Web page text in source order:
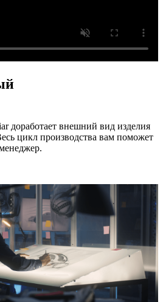
доработает внешний вид изделия
цикл производства вам поможет